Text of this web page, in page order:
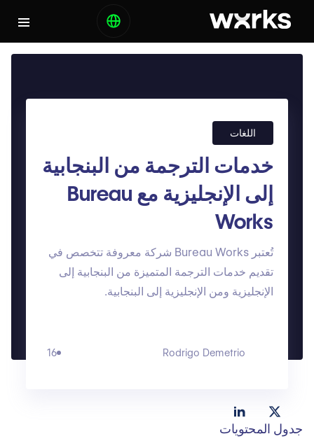
اللغات
خدمات الترجمة من البنجابية
إلى الإنجليزية مع Bureau
Works
تُعتبر Bureau Works شركة معروفة تتخصص في
تقديم خدمات الترجمة المتميزة من البنجابية إلى
الإنجليزية ومن الإنجليزية إلى البنجابية.
Rodrigo Demetrio
16
جدول المحتويات